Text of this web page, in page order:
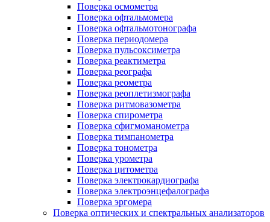
Поверка осмометра
Поверка офтальмомера
Поверка офтальмотонографа
Поверка периодомера
Поверка пульсоксиметра
Поверка реактиметра
Поверка реографа
Поверка реометра
Поверка реоплетизмографа
Поверка ритмовазометра
Поверка спирометра
Поверка сфигмоманометра
Поверка тимпанометра
Поверка тонометра
Поверка урометра
Поверка цитометра
Поверка электрокардиографа
Поверка электроэнцефалографа
Поверка эргомера
Поверка оптических и спектральных анализаторов